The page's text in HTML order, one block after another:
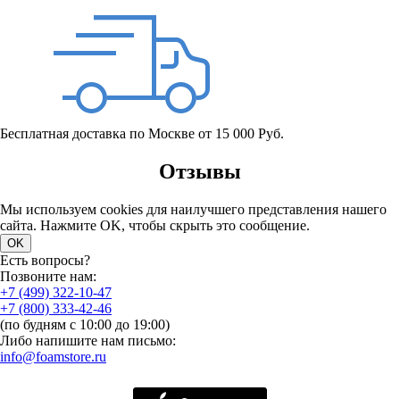
Бесплатная доставка по Москве от 15 000 Руб.
Отзывы
Мы используем cookies для наилучшего представления нашего
сайта. Нажмите OK, чтобы скрыть это сообщение.
OK
Есть вопросы?
Позвоните нам:
+7 (499) 322-10-47
+7 (800) 333-42-46
(по будням с 10:00 до 19:00)
Либо напишите нам письмо:
info@foamstore.ru